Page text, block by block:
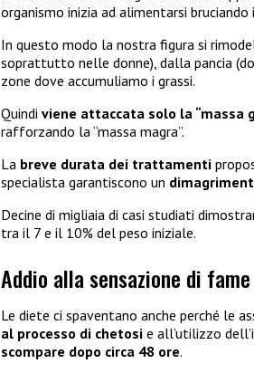
organismo inizia ad alimentarsi bruciando
In questo modo la nostra figura si
soprattutto nelle donne), dalla pancia
zone dove accumuliamo i grassi.
Quindi viene attaccata solo la “massa
rafforzando la “massa magra”.
La breve durata dei trattamenti
specialista garantiscono un
Decine di migliaia di casi studiati
tra il 7 e il 10% del peso iniziale.
Addio alla sensazione di fame
Le diete ci spaventano anche perché le
al processo di chetosi e all’utilizzo
scompare dopo circa 48 ore.